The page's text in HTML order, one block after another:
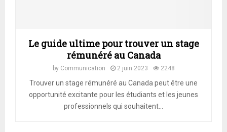
Le guide ultime pour trouver un stage
rémunéré au Canada
by Communication 2 juin 2023 2248
Trouver un stage rémunéré au Canada peut être une
opportunité excitante pour les étudiants et les jeunes
professionnels qui souhaitent...